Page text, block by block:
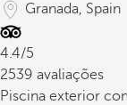
Granada, Spain
4.4/5
2539 avaliações
Piscina exterior